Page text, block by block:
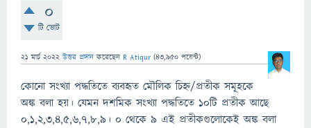
0
টি ভোট
21 মার্চ 2022 উত্তর প্রদান করেছেন R Atiqur (43,950 পয়েন্ট)
কোনো সংখ্যা পদ্ধতিতে ব্যবহৃত মৌলিক চিহ্ন/প্রতীক সমূহকে
অঙ্ক বলা হয়। যেমন দশমিক সংখ্যা পদ্ধতিতে 10টি প্রতীক আছে
0,1,2,3,4,5,6,7,8,9। 0 থেকে 9 এই প্রতীকগুলোকেই অঙ্ক বলা